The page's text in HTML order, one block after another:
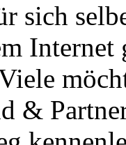
sich
Internet
&